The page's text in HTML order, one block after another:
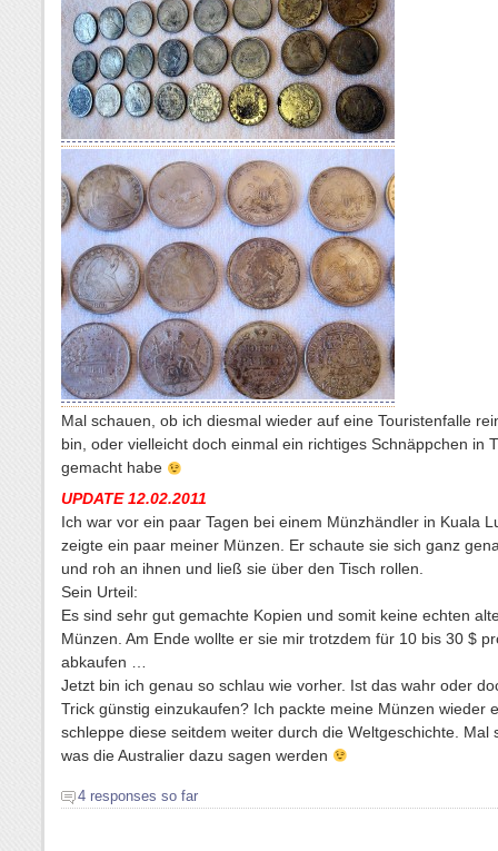
Mal schauen, ob ich diesmal wieder auf eine Touristenfalle
bin, oder vielleicht doch einmal ein richtiges Schnäppchen in
gemacht habe
UPDATE 12.02.2011
Ich war vor ein paar Tagen bei einem Münzhändler in Kuala
zeigte ein paar meiner Münzen. Er schaute sie sich ganz
und roh an ihnen und ließ sie über den Tisch rollen.
Sein Urteil:
Es sind sehr gut gemachte Kopien und somit keine echten
Münzen. Am Ende wollte er sie mir trotzdem für 10 bis 30 $
abkaufen …
Jetzt bin ich genau so schlau wie vorher. Ist das wahr oder
Trick günstig einzukaufen? Ich packte meine Münzen wieder
schleppe diese seitdem weiter durch die Weltgeschichte. Mal
was die Australier dazu sagen werden
4 responses so far